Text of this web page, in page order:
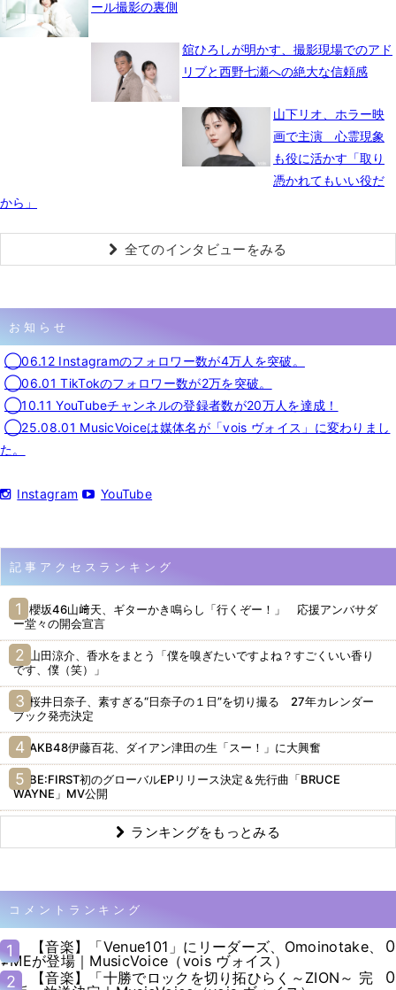
ール撮影の裏側
舘ひろしが明かす、撮影現場でのアド
リブと西野七瀬への絶大な信頼感
山下リオ、ホラー映
画で主演 心霊現象
も役に活かす「取り
憑かれてもいい役だ
から」
全てのインタビューをみる
お知らせ
◯06.12 Instagramのフォロワー数が4万人を突破。
◯06.01 TikTokのフォロワー数が2万を突破。
◯10.11 YouTubeチャンネルの登録者数が20万人を達成！
◯25.08.01 MusicVoiceは媒体名が「vois ヴォイス」に変わりまし
た。
Instagram YouTube
記事アクセスランキング
櫻坂46山﨑天、ギターかき鳴らし「行くぞー！」 応援アンバサダ
ー堂々の開会宣言
山田涼介、香水をまとう「僕を嗅ぎたいですよね？すごくいい香り
です、僕（笑）」
桜井日奈子、素すぎる“日奈子の１日”を切り撮る 27年カレンダー
ブック発売決定
AKB48伊藤百花、ダイアン津田の生「スー！」に大興奮
BE:FIRST初のグローバルEPリリース決定＆先行曲「BRUCE
WAYNE」MV公開
ランキングをもっとみる
コメントランキング
1
【音楽】「Venue101」にリーダーズ、Omoinotake、
≠MEが登場｜MusicVoice（vois ヴォイス）
0
2
【音楽】「十勝でロックを切り拓ひらく～ZION～ 完
0